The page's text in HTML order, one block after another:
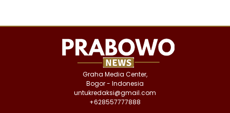
Graha Media Center,
Bogor - Indonesia
untukredaksi@gmail.com
+628557777888